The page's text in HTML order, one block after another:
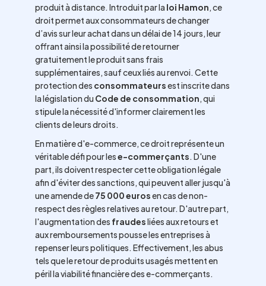
produit à distance. Introduit par la loi Hamon, ce
droit permet aux consommateurs de changer
d’avis sur leur achat dans un délai de 14 jours, leur
offrant ainsi la possibilité de retourner
gratuitement le produit sans frais
supplémentaires, sauf ceux liés au renvoi. Cette
protection des consommateursest inscrite dans
la législation du Code de consommation, qui
stipule la nécessité d'informer clairement les
clients de leurs droits.
En matière d'e-commerce, ce droit représente un
véritable défi pour lese-commerçants. D'une
part, ils doivent respecter cette obligation légale
afin d'éviter des sanctions, qui peuvent aller jusqu'à
une amende de75 000 eurosen cas de non-
respect des règles relatives au retour. D'autre part,
l'augmentation des fraudesliées aux retours et
aux remboursements pousse les entreprises à
repenser leurs politiques. Effectivement, les abus
tels que le retour de produits usagés mettent en
péril la viabilité financière des e-commerçants.